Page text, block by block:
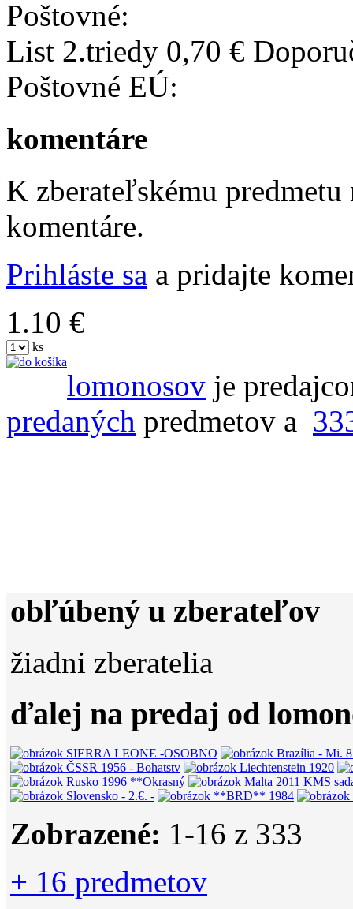
Poštovné:
List 2.triedy 0,70 €
Poštovné EÚ:
komentáre
K zberateľskému
komentáre.
Prihláste sa a pridajte
1.10 €
ks
lomonosov je
predaných predmetov a
obľúbený u zberateľov
žiadni zberatelia
ďalej na predaj od
Zobrazené: 1-16 z 333
+ 16 predmetov